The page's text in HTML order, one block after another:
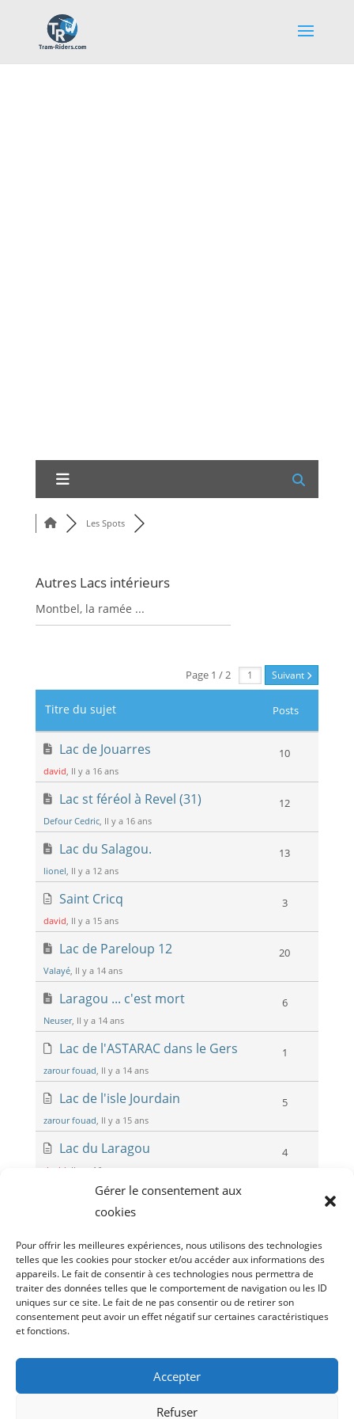
Gérer le consentement aux
cookies
Pour offrir les meilleures expériences, nous utilisons des technologies
telles que les cookies pour stocker et/ou accéder aux informations des
appareils. Le fait de consentir à ces technologies nous permettra de
traiter des données telles que le comportement de navigation ou les ID
uniques sur ce site. Le fait de ne pas consentir ou de retirer son
consentement peut avoir un effet négatif sur certaines caractéristiques
et fonctions.
Accepter
Refuser
Les Spots
Autres Lacs intérieurs
Montbel, la ramée ...
Page 1 / 2 Suivant
Titre du sujet Posts
Lac de Jouarres
david, Il y a 16 ans
10
Lac st féréol à Revel (31)
Defour Cedric, Il y a 16 ans
12
Lac du Salagou.
lionel, Il y a 12 ans
13
Saint Cricq
david, Il y a 15 ans
3
Lac de Pareloup 12
Valayé, Il y a 14 ans
20
Laragou ... c'est mort
Neuser, Il y a 14 ans
6
Lac de l'ASTARAC dans le Gers
zarour fouad, Il y a 14 ans
1
Lac de l'isle Jourdain
zarour fouad, Il y a 15 ans
5
Lac du Laragou
david , Il y a 16 ans
4
Lac de la Ramée
, Il y a 16 ans
Page 1 / 2 Suivant
Archive Tram-riders (2010-2021)